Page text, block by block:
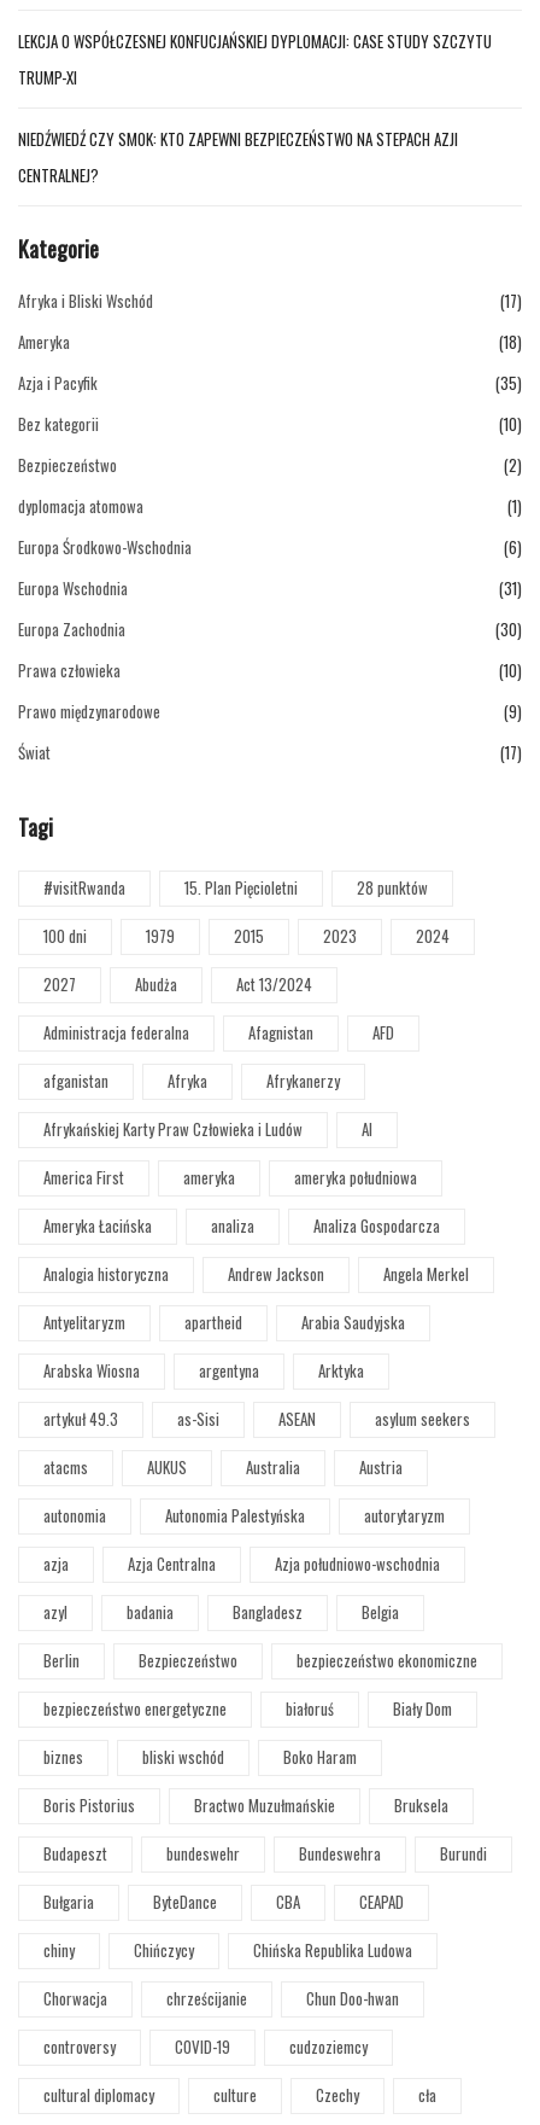
LEKCJA O WSPÓŁCZESNEJ KONFUCJAŃSKIEJ DYPLOMACJI: CASE STUDY SZCZYTU
TRUMP-XI
NIEDŹWIEDŹ CZY SMOK: KTO ZAPEWNI BEZPIECZEŃSTWO NA STEPACH AZJI
CENTRALNEJ?
Kategorie
Afryka i Bliski Wschód
(17)
Ameryka
(18)
Azja i Pacyfik
(35)
Bez kategorii
(10)
Bezpieczeństwo
(2)
dyplomacja atomowa
(1)
Europa Środkowo-Wschodnia
(6)
Europa Wschodnia
(31)
Europa Zachodnia
(30)
Prawa człowieka
(10)
Prawo międzynarodowe
(9)
Świat
(17)
Tagi
#visitRwanda 15. Plan Pięcioletni
28 punktów
100 dni
1979 2015 2023
2024
2027
Abudża
Act 13/2024
Administracja federalna
Afagnistan
AFD
afganistan
Afryka
Afrykanerzy
Afrykańskiej Karty Praw Człowieka i Ludów
AI
America First
ameryka
ameryka południowa
Ameryka Łacińska
analiza
Analiza Gospodarcza
Analogia historyczna
Andrew Jackson
Angela Merkel
Antyelitaryzm
apartheid
Arabia Saudyjska
Arabska Wiosna
argentyna
Arktyka
artykuł 49.3
as-Sisi ASEAN
asylum seekers
atacms
AUKUS Australia
Austria
autonomia
Autonomia Palestyńska
autorytaryzm
azja
Azja Centralna
Azja południowo-wschodnia
azyl
badania Bangladesz
Belgia
Berlin
Bezpieczeństwo
bezpieczeństwo ekonomiczne
bezpieczeństwo energetyczne
białoruś
Biały Dom
biznes
bliski wschód
Boko Haram
Boris Pistorius
Bractwo Muzułmańskie
Bruksela
Budapeszt
bundeswehr Bundeswehra
Burundi
Bułgaria
ByteDance CBA
CEAPAD
chiny
Chińczycy
Chińska Republika Ludowa
Chorwacja
chrześcijanie
Chun Doo-hwan
controversy
COVID-19
cudzoziemcy
cultural diplomacy
culture Czechy cła